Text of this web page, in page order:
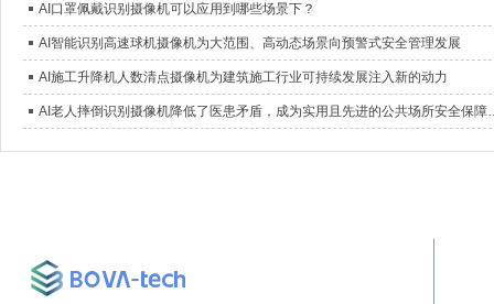
AI口罩佩戴识别摄像机可以应用到哪些场景下？
AI智能识别高速球机摄像机为大范围、高动态场景向预警式安全管理发展
AI施工升降机人数清点摄像机为建筑施工行业可持续发展注入新的动力
AI老人摔倒识别摄像机